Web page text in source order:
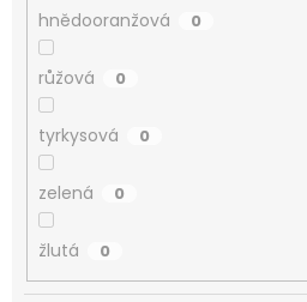
hnědooranžová 0
růžová 0
tyrkysová 0
zelená 0
žlutá 0